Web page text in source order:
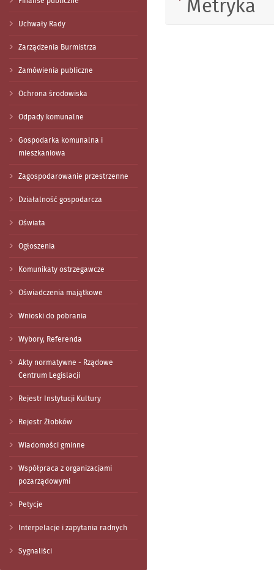
Uchwały Rady
Zarządzenia Burmistrza
Zamówienia publiczne
Ochrona środowiska
Odpady komunalne
Gospodarka komunalna i
mieszkaniowa
Zagospodarowanie przestrzenne
Działalność gospodarcza
Oświata
Ogłoszenia
Komunikaty ostrzegawcze
Oświadczenia majątkowe
Wnioski do pobrania
Wybory, Referenda
Akty normatywne - Rządowe
Centrum Legislacji
Rejestr Instytucji Kultury
Rejestr Żłobków
Wiadomości gminne
Współpraca z organizacjami
pozarządowymi
Petycje
Interpelacje i zapytania radnych
Sygnaliści
Metryka